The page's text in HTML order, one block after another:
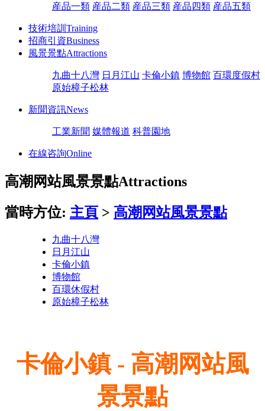
産品一類 産品二類 産品三類 産品四類 産品五類
技術培訓 Training
招商引資Business
風景景點Attractions
九曲十八灣 日月江山 卡倫小鎮 博物館 百環度假村
原始樟子松林
新聞資訊News
工業新聞 媒體報道 科普園地
在線咨詢Online
高潮网站風景景點Attractions
當時方位: 主頁 > 高潮网站風景景點
九曲十八灣
日月江山
卡倫小鎮
博物館
百環休假村
原始樟子松林
卡倫小鎮 - 高潮网站風
景景點